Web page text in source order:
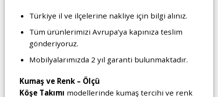
Türkiye il ve ilçelerine nakliye için bilgi alınız.
Tüm ürünlerimizi Avrupa’ya kapınıza teslim
gönderiyoruz.
Mobilyalarımızda 2 yıl garanti bulunmaktadır.
Kumaş ve Renk – Ölçü
Köşe Takımı modellerinde kumaş tercihi ve renk